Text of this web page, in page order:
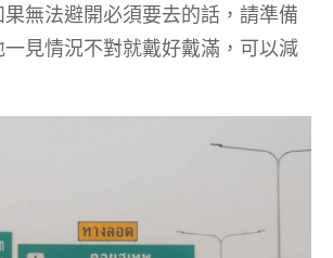
果無法避開必須要去的話，請準備
見情況不對就戴好戴滿，可以減